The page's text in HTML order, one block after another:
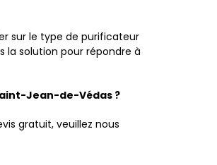
sur le type de purificateur
la solution pour répondre à
Jean-de-Védas ?
gratuit, veuillez nous